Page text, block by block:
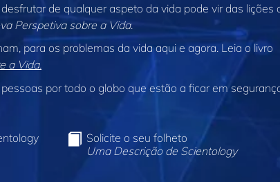
de qualquer aspeto da vida pode vir das lições
Perspetiva sobre a Vida.
para os problemas da vida aqui e agora. Leia o livro
a Vida.
por todo o globo que estão a ficar em
Solicite o seu folheto
Uma Descrição de Scientology